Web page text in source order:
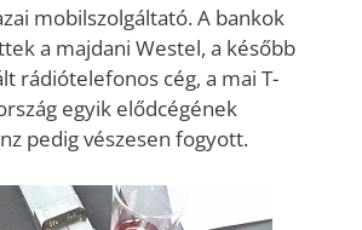
mobilszolgáltató. A bankok
a majdani Westel, a később
rádiótelefonos cég, a mai T-
egyik elődcégének
pedig vészesen fogyott.